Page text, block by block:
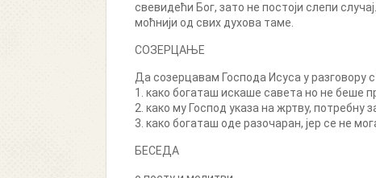
свевидећи Бог, зато не постоји слепи
моћнији од свих духова таме.
СОЗЕРЦАЊЕ
Да созерцавам Господа Исуса у разговору
1. како богаташ искаше савета но не беше
2. како му Господ указа на жртву, потребну
3. како богаташ оде разочаран, јер се не
БЕСЕДА